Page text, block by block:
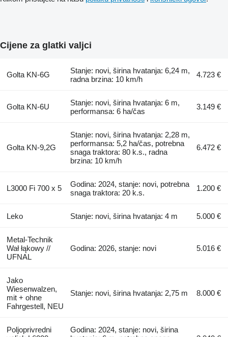
Cijene za glatki valjci
Golta KN-6G
Stanje: novi, širina hvatanja: 6,24 m,
radna brzina: 10 km/h
4.723 €
Golta KN-6U
Stanje: novi, širina hvatanja: 6 m,
performansa: 6 ha/čas
3.149 €
Golta KN-9,2G
Stanje: novi, širina hvatanja: 2,28 m,
performansa: 5,2 ha/čas, potrebna
snaga traktora: 80 k.s., radna
brzina: 10 km/h
6.472 €
L3000 Fi 700 x 5
Godina: 2024, stanje: novi, potrebna
snaga traktora: 20 k.s.
1.200 €
Leko Stanje: novi, širina hvatanja: 4 m 5.000 €
Metal-Technik
Wał łąkowy //
UFNAL
Godina: 2026, stanje: novi 5.016 €
Jako
Wiesenwalzen,
mit + ohne
Fahrgestell, NEU
Stanje: novi, širina hvatanja: 2,75 m 8.000 €
Poljoprivredni
Godina: 2024, stanje: novi, širina